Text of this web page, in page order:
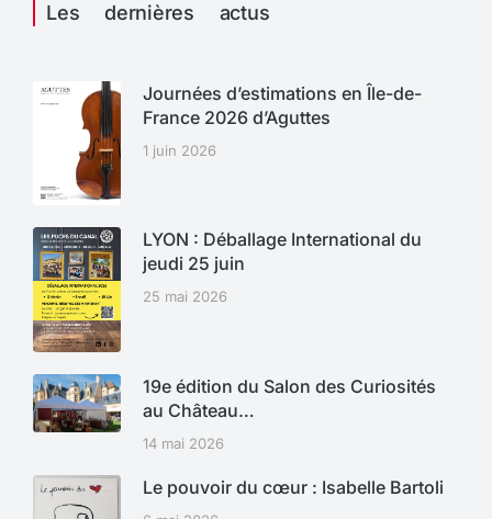
Les dernières actus
Journées d’estimations en Île-de-
France 2026 d’Aguttes
1 juin 2026
LYON : Déballage International du
jeudi 25 juin
25 mai 2026
19e édition du Salon des Curiosités
au Château…
14 mai 2026
Le pouvoir du cœur : Isabelle Bartoli